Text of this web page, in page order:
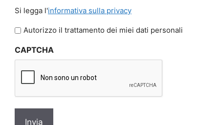
legga
l'informativa
privacy
Si legga l'informativa sulla privacy
Autorizzo il trattamento dei miei dati personali
CAPTCHA